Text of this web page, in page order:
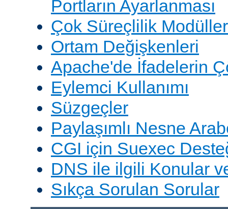
Portların Ayarlanması
Çok Süreçlilik
Ortam Değişkenleri
Apache'de İfadelerin
Eylemci Kullanımı
Süzgeçler
Paylaşımlı Nesne
CGI için Suexec
DNS ile ilgili Konular
Sıkça Sorulan Sorular